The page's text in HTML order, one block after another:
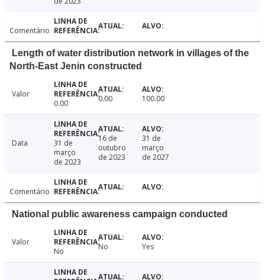
Comentário
Length of water distribution network in villages of the
North-East Jenin constructed
Valor
0.00
0.00 100.00
Data
31 de
março
de 2023
16 de
outubro
de 2023
31 de
março
de 2027
Comentário
National public awareness campaign conducted
Valor
No
No Yes